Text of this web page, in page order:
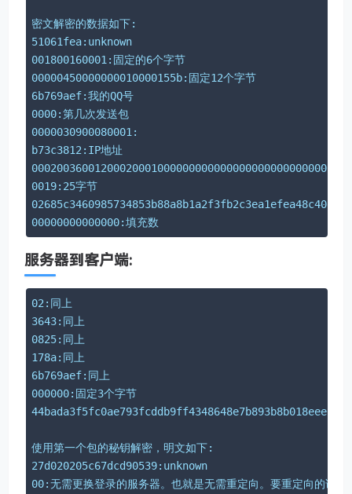
密文解密的数据如下:
51061fea:unknown
001800160001:固定的6个字节
00000450000000010000155b:固定12个字节
6b769aef:我的QQ号
0000:第几次发送包
0000030900080001:
b73c3812:IP地址
0019:25字节
02685c3460985734853b88a8b1a2f3fb2c3ea1efea48c40efb:
00000000000000:填充数
服务器到客户端:
02:同上
3643:同上
0825:同上
178a:同上
6b769aef:同上
000000:固定3个字节
使用第一个包的秘钥解密，明文如下:
27d020205c67dcd90539:unknown
00:无需更换登录的服务器。也就是无需重定向。要重定向的话，